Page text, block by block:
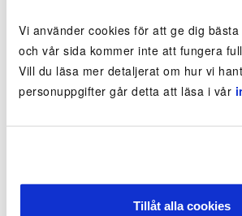
Vi använder cookies för att ge dig
och vår sida kommer inte att fungera
Vill du läsa mer detaljerat om hur vi
personuppgifter går detta att läsa i vår
Tillåt alla cookies
Vilka fönster
Vi putsar alla fönster som vi kan nå
Bottenvåning, uterum, källare samt
såsom uterum eller karmar. Detta gör